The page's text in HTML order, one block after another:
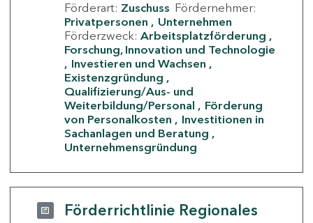
Förderart: Zuschuss Fördernehmer:
Privatpersonen
Unternehmen
Förderzweck: Arbeitsplatzförderung
Forschung, Innovation und Technologie
Investieren und Wachsen
Existenzgründung
Qualifizierung/Aus- und
Weiterbildung/Personal
Förderung
von Personalkosten
Investitionen in
Sachanlagen und Beratung
Unternehmensgründung
Förderrichtlinie Regionales